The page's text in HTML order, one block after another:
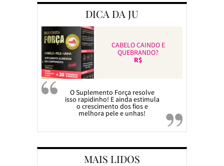
DICA DA JU
CABELO CAINDO E
QUEBRANDO?
R$
O Suplemento Força resolve
isso rapidinho! E ainda estimula
o crescimento dos fios e
melhora pele e unhas!
MAIS LIDOS